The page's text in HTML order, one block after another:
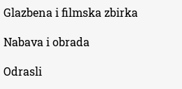
Glazbena i filmska zbirka
Nabava i obrada
Odrasli